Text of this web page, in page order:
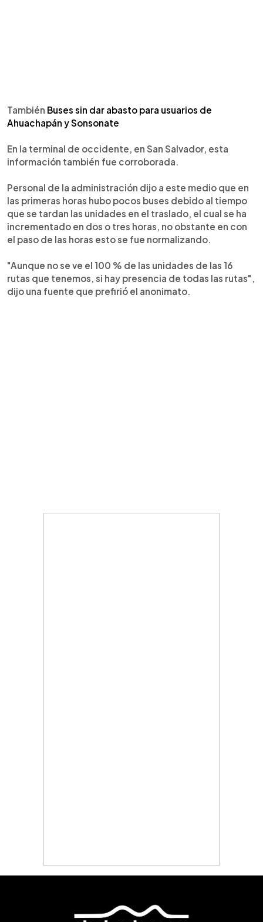
También Buses sin dar abasto para usuarios de
Ahuachapán y Sonsonate
En la terminal de occidente, en San Salvador, esta
información también fue corroborada.
Personal de la administración dijo a este medio que en
las primeras horas hubo pocos buses debido al tiempo
que se tardan las unidades en el traslado, el cual se ha
incrementado en dos o tres horas, no obstante en con
el paso de las horas esto se fue normalizando.
"Aunque no se ve el 100 % de las unidades de las 16
rutas que tenemos, si hay presencia de todas las rutas",
dijo una fuente que prefirió el anonimato.